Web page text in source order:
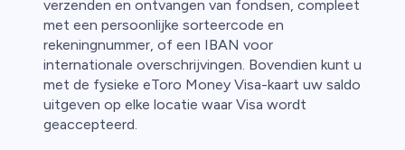
verzenden en ontvangen van fondsen, compleet
met een persoonlijke sorteercode en
rekeningnummer, of een IBAN voor
internationale overschrijvingen. Bovendien kunt u
met de fysieke eToro Money Visa-kaart uw saldo
uitgeven op elke locatie waar Visa wordt
geaccepteerd.